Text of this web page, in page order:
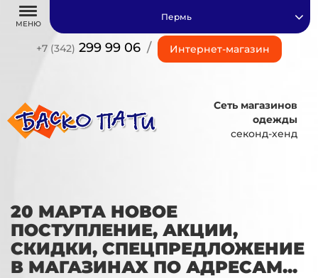
МЕНЮ
+7 (342) 299 99 06 / Интернет-магазин
Пермь
Сеть магазинов
одежды
секонд-хенд
20 МАРТА НОВОЕ
ПОСТУПЛЕНИЕ, АКЦИИ,
СКИДКИ, СПЕЦПРЕДЛОЖЕНИЕ
В МАГАЗИНАХ ПО АДРЕСАМ...